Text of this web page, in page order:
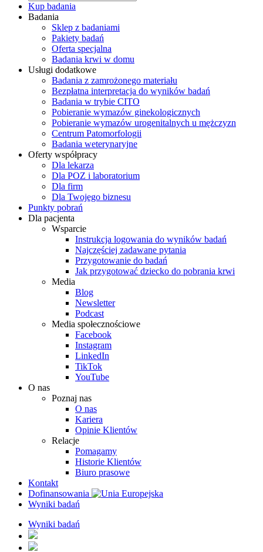
Kup badania
Badania
Sklep z badaniami
Pakiety badań
Oferta specjalna
Badania krwi w domu
Usługi dodatkowe
Badania z zamrożonego materiału
Bezpłatna interpretacja do wyników badań
Badania w trybie CITO
Pobieranie wymazów ginekologicznych
Pobieranie wymazów urogenitalnych u mężczyzn
Centrum Patomorfologii
Badania weterynaryjne
Oferty współpracy
Dla lekarza
Dla POZ i laboratorium
Dla firm
Dla Twojego biznesu
Punkty pobrań
Dla pacjenta
Wsparcie
Instrukcja logowania do wyników badań
Najczęściej zadawane pytania
Przygotowanie do badań
Jak przygotować dziecko do pobrania krwi
Media
Blog
Newsletter
Podcast
Media społecznościowe
Facebook
Instagram
LinkedIn
TikTok
YouTube
O nas
Poznaj nas
O nas
Kariera
Opinie Klientów
Relacje
Pomagamy
Historie Klientów
Biuro prasowe
Kontakt
Dofinansowania
Wyniki badań
Wyniki badań